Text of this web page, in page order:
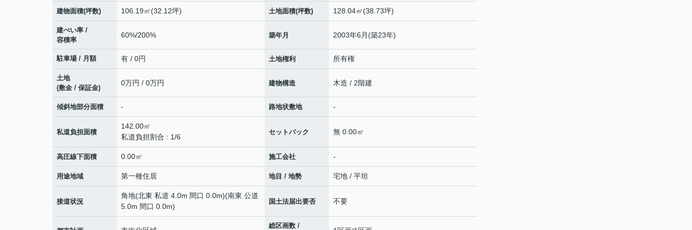
建物面積(坪数) 106.19㎡(32.12坪) 土地面積(坪数) 128.04㎡(38.73坪)
建ぺい率 /
容積率
60%/200% 築年月 2003年6月(築23年)
駐車場 / 月額 有 / 0円 土地権利 所有権
土地
(敷金 / 保証金)
0万円 / 0万円 建物構造 木造 / 2階建
傾斜地部分面積 - 路地状敷地 -
私道負担面積
142.00㎡
私道負担割合 : 1/6
セットバック 無 0.00㎡
高圧線下面積 0.00㎡ 施工会社 -
用途地域 第一種住居 地目 / 地勢 宅地 / 平坦
接道状況
角地(北東 私道 4.0m 間口 0.0m)(南東 公道
5.0m 間口 0.0m)
国土法届出要否 不要
総区画数 /